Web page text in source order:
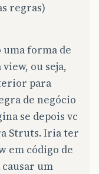
regras)
forma de
ou seja,
para
de negócio
se depois vc
Struts. Iria ter
em código de
um